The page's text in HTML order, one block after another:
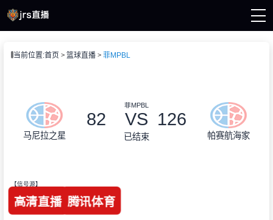
播
当前位置:首页 篮球直播 菲MPBL
马尼拉之星
菲MPBL
82 VS 126
已结束 帕赛航海家
【信号源】
高清直播 腾讯体育